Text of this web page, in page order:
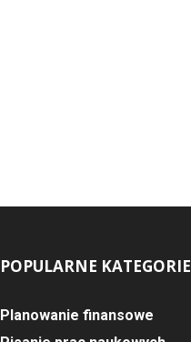
POPULARNE KATEGORIE
Planowanie finansowe